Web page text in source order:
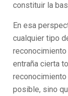
constituir la
En esa
cualquier tipo
entraña cierta
posible, sino